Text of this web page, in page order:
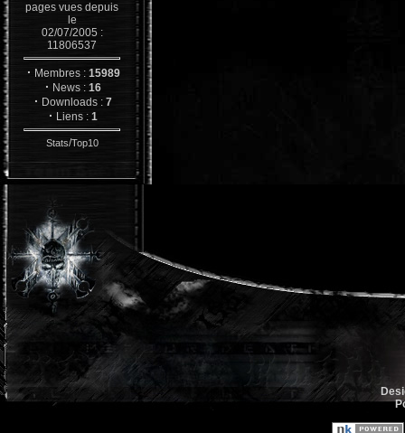
pages vues depuis
le
02/07/2005 :
11806537
· Membres : 15989
· News : 16
· Downloads : 7
· Liens : 1
Stats/Top10